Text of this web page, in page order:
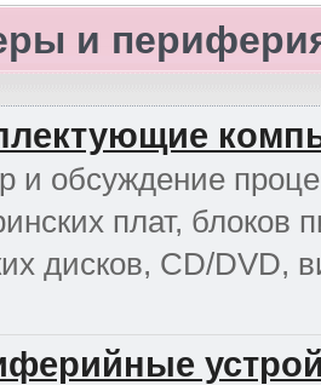
и
и обсуждение
плат, блоков
дисков, CD/DVD,